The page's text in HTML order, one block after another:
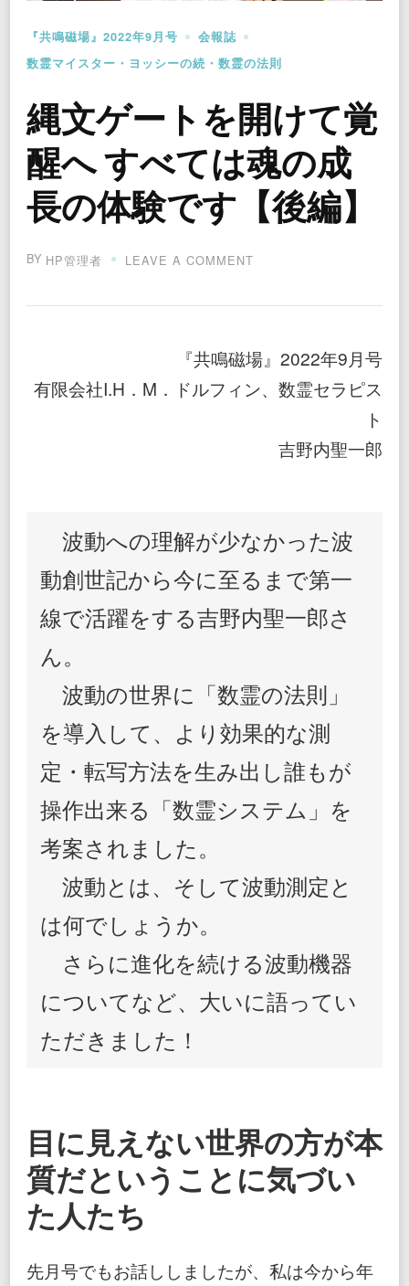
『共鳴磁場』2022年9月号
会報誌
数霊マイスター・ヨッシーの続・数霊の法則
縄文ゲートを開けて覚
醒へ すべては魂の成
長の体験です【後編】
BY HP管理者 LEAVE A COMMENT
ゲ
を
け
は
魂
の
成
長
の
す
【後
編】
『共鳴磁場』2022年9月号
有限会社I.H．M．ドルフィン、数霊セラピス
ト
吉野内聖一郎
波動への理解が少なかった波
動創世記から今に至るまで第一
線で活躍をする吉野内聖一郎さ
ん。
波動の世界に「数霊の法則」
を導入して、より効果的な測
定・転写方法を生み出し誰もが
操作出来る「数霊システム」を
考案されました。
波動とは、そして波動測定と
は何でしょうか。
さらに進化を続ける波動機器
についてなど、大いに語ってい
ただきました！
目に見えない世界の方が本
質だということに気づい
た人たち
先月号でもお話ししましたが、私は今から年